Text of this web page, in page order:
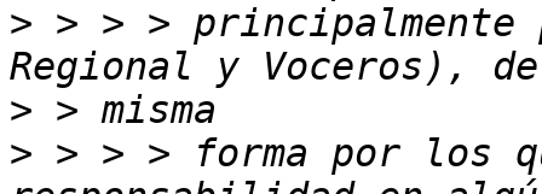
> > > >
>
> > > > forma por los